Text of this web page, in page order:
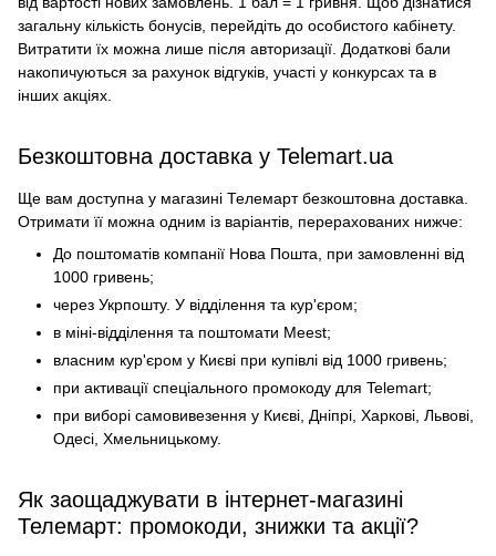
загальну кількість бонусів, перейдіть до особистого кабінету.
Витратити їх можна лише після авторизації. Додаткові бали
накопичуються за рахунок відгуків, участі у конкурсах та в
інших акціях.
Безкоштовна доставка у Telemart.ua
Ще вам доступна у магазині Телемарт безкоштовна доставка.
Отримати її можна одним із варіантів, перерахованих нижче:
До поштоматів компанії Нова Пошта, при замовленні від
1000 гривень;
через Укрпошту. У відділення та кур'єром;
в міні-відділення та поштомати Meest;
власним кур'єром у Києві при купівлі від 1000 гривень;
при активації спеціального промокоду для Telemart;
при виборі самовивезення у Києві, Дніпрі, Харкові, Львові,
Одесі, Хмельницькому.
Як заощаджувати в інтернет-магазині
Телемарт: промокоди, знижки та акції?